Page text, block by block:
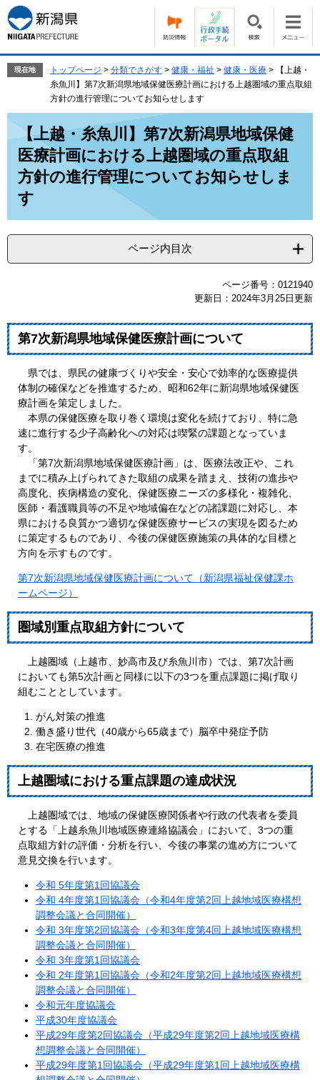
ー
ジ
の
す。
ニ
ュ
ー
し
現在地 トップページ > 分類でさがす > 健康・福祉 > 健康・医療 >
【上越・
糸魚川】第7次新潟県地域保健医療計画における上越圏域の重点取組
方針の進行管理についてお知らせします
【上越・糸魚川】第7次新潟県地域保健
医療計画における上越圏域の重点取組
方針の進行管理についてお知らせしま
す
ページ内目次
ページ番号：0121940
更新日：2024年3月25日更新
第7次新潟県地域保健医療計画について
県では、県民の健康づくりや安全・安心で効率的な医療提供
体制の確保などを推進するため、昭和62年に新潟県地域保健医
療計画を策定しました。
本県の保健医療を取り巻く環境は変化を続けており、特に急
速に進行する少子高齢化への対応は喫緊の課題となっていま
す。
「第7次新潟県地域保健医療計画」は、医療法改正や、これ
までに積み上げられてきた取組の成果を踏まえ、技術の進歩や
高度化、疾病構造の変化、保健医療ニーズの多様化・複雑化、
医師・看護職員等の不足や地域偏在などの諸課題に対応し、本
県における良質かつ適切な保健医療サービスの実現を図るため
に策定するものであり、今後の保健医療施策の具体的な目標と
方向を示すものです。
第7次新潟県地域保健医療計画について（新潟県福祉保健課ホ
ームページ）
圏域別重点取組方針について
上越圏域（上越市、妙高市及び糸魚川市）では、第7次計画
においても第5次計画と同様に以下の3つを重点課題に掲げ取り
組むこととしています。
がん対策の推進
働き盛り世代（40歳から65歳まで）脳卒中発症予防
在宅医療の推進
上越圏域における重点課題の達成状況
上越圏域では、地域の保健医療関係者や行政の代表者を委員
とする「上越糸魚川地域医療連絡協議会」において、3つの重
点取組方針の評価・分析を行い、今後の事業の進め方について
意見交換を行います。
令和 5年度第1回協議会
令和 4年度第1回協議会（令和4年度第2回上越地域医療構想
調整会議と合同開催）
令和 3年度第2回協議会（令和3年度第4回上越地域医療構想
調整会議と合同開催）
令和 3年度第1回協議会
令和 2年度第1回協議会（令和2年度第2回上越地域医療構想
調整会議と合同開催）
令和元年度協議会
平成30年度協議会
平成29年度第2回協議会（平成29年度第2回上越地域医療構
想調整会議と合同開催）
平成29年度第1回協議会（平成29年度第1回上越地域医療構